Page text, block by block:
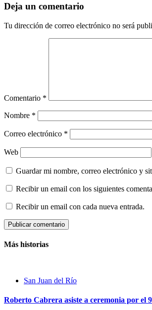
Deja un comentario
Tu dirección de correo electrónico no será
Comentario *
Nombre *
Correo electrónico *
Web
Guardar mi nombre, correo electrónico y
Recibir un email con los siguientes
Recibir un email con cada nueva entrada.
Más historias
San Juan del Río
Roberto Cabrera asiste a ceremonia por el